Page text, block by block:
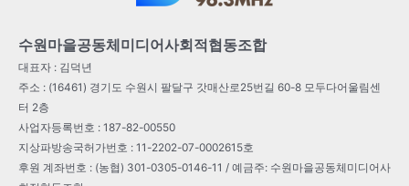
수원마을공동체미디어사회적협동조합
대표자 : 김덕년
주소 : (16461) 경기도 수원시 팔달구 갓매산로25번길 60-8 모두다어울림센
터 2층
사업자등록번호 : 187-82-00550
지상파방송국허가번호 : 11-2202-07-0002615호
후원 계좌번호 : (농협) 301-0305-0146-11 / 예금주: 수원마을공동체미디어사